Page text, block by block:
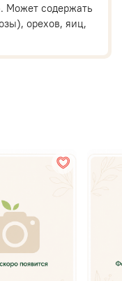
Может содержать
орехов, яиц,